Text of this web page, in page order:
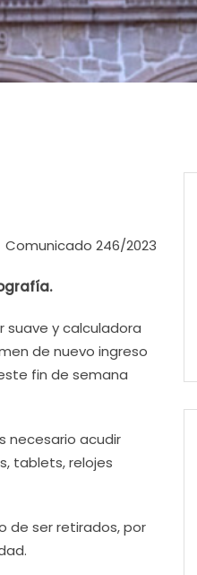
Comunicado 246/2023
suave y calculadora
de nuevo ingreso
fin de semana
necesario acudir
tablets, relojes
de ser retirados, por